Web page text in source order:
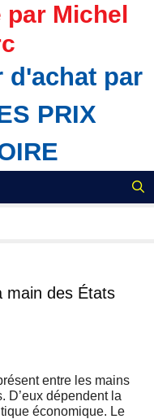
par Michel
d'achat par
PRIX
main des États
entre les mains
D’eux dépendent la
économique. Le